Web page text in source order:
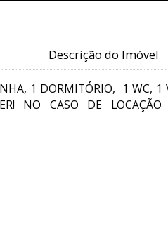
Descrição do Imóvel
1 DORMITÓRIO, 1 WC, 1
NO CASO DE